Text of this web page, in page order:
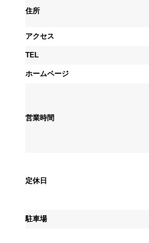
住所
アクセス
TEL
ホームページ
営業時間
定休日
駐車場